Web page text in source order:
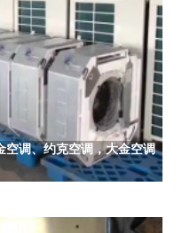
空调、约克空调，大金空调